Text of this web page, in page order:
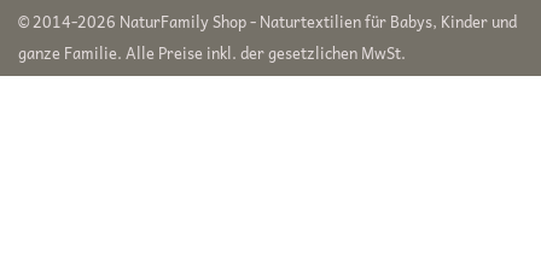
© 2014-2026 NaturFamily Shop - Naturtextilien für Babys, Kinder und
ganze Familie. Alle Preise inkl. der gesetzlichen MwSt.